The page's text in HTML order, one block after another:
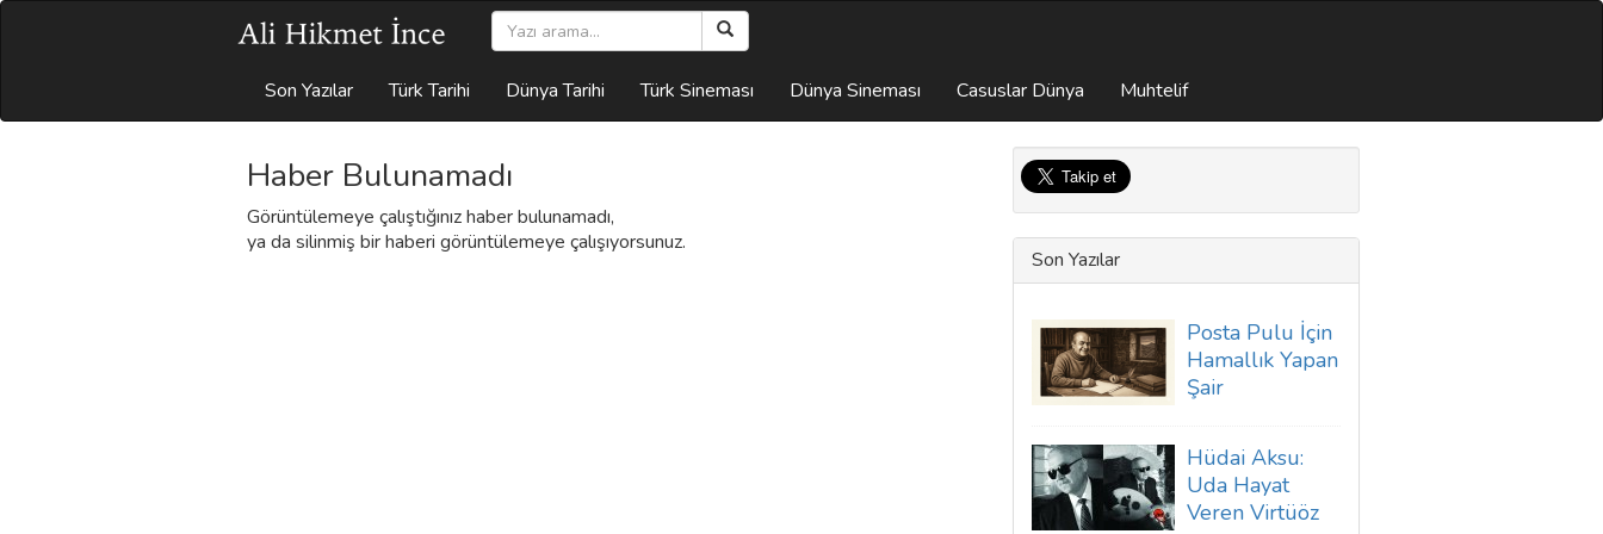
Son Yazılar Türk Tarihi Dünya Tarihi Türk Sineması Dünya Sineması Casuslar Dünya Muhtelif
Haber Bulunamadı
Görüntülemeye çalıştığınız haber bulunamadı,
ya da silinmiş bir haberi görüntülemeye çalışıyorsunuz.
Son Yazılar
Posta Pulu İçin
Hamallık Yapan
Şair
Hüdai Aksu:
Uda Hayat
Veren Virtüöz